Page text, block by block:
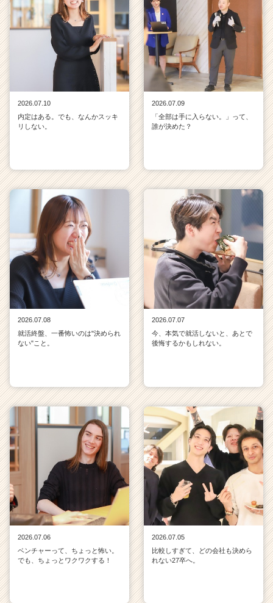
2026.07.10
内定はある。でも、なんかスッキ
リしない。
2026.07.09
「全部は手に入らない。」って、
誰が決めた？
2026.07.08
就活終盤、一番怖いのは"決められ
ない"こと。
2026.07.07
今、本気で就活しないと、あとで
後悔するかもしれない。
2026.07.06
ベンチャーって、ちょっと怖い。
でも、ちょっとワクワクする！
2026.07.05
比較しすぎて、どの会社も決めら
れない27卒へ。